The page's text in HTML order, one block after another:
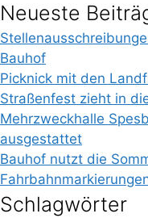
Neueste
Bauhof
Picknick mit den
Straßenfest zieht in
Mehrzweckhalle
ausgestattet
Bauhof nutzt die
Schlagwörter